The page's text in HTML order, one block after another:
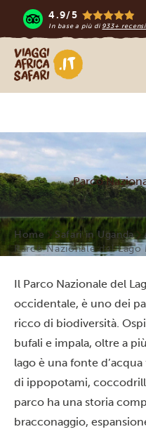
4.9/5
In base a più di 933+
Viaggi Africa Safari
Parco
Home Safari in Uganda
Parco Nazionale del Lago
Il Parco Nazionale del
occidentale, è uno dei
ricco di biodiversità.
bufali e impala, oltre a
lago è una fonte
di ippopotami,
parco ha una storia
bracconaggio,